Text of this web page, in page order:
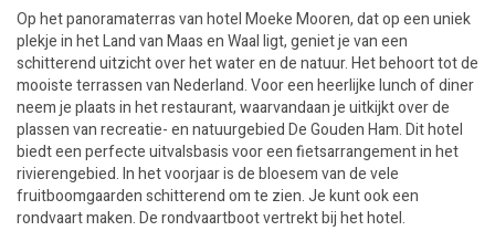
Op het panoramaterras van hotel Moeke Mooren, dat op een uniek
plekje in het Land van Maas en Waal ligt, geniet je van een
schitterend uitzicht over het water en de natuur. Het behoort tot de
mooiste terrassen van Nederland. Voor een heerlijke lunch of diner
neem je plaats in het restaurant, waarvandaan je uitkijkt over de
plassen van recreatie- en natuurgebied De Gouden Ham. Dit hotel
biedt een perfecte uitvalsbasis voor een fietsarrangement in het
rivierengebied. In het voorjaar is de bloesem van de vele
fruitboomgaarden schitterend om te zien. Je kunt ook een
rondvaart maken. De rondvaartboot vertrekt bij het hotel.